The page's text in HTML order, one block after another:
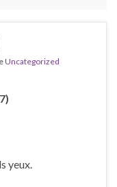
Uncategorized
yeux.